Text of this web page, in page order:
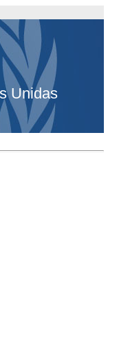
Unidas